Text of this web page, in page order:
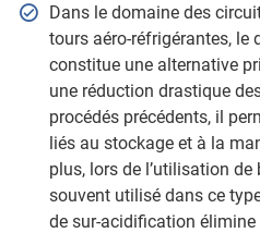
Dans le domaine des
tours aéro-réfrigérantes, le
constitue une alternative
une réduction drastique
procédés précédents, il
liés au stockage et à la
plus, lors de l’utilisation
souvent utilisé dans ce
de sur-acidification